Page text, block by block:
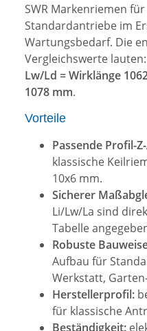
SWR Markenriemen
Standardantriebe im
Wartungsbedarf. Die
Vergleichswerte lauten:
Lw/Ld = Wirklänge
1078 mm.
Vorteile
Passende Profil-
klassische
10x6 mm.
Sicherer
Li/Lw/La sind
Tabelle
Robuste
Aufbau für
Werkstatt,
Herstellerprofil:
für klassische
Beständigkeit: